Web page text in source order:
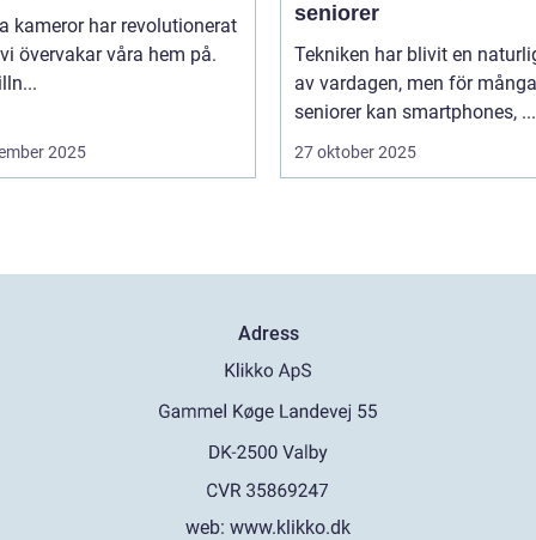
kameror har revolutionerat
övervakar våra hem på.
2025
seniorer
Tekniken har blivit en
av vardagen, men för många
seniorer kan smartphones, ...
27 oktober 2025
Adress
web: www.klikko.dk